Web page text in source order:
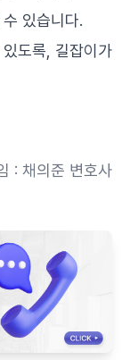
있습니다.
도록, 길잡이가
: 채의준 변호사